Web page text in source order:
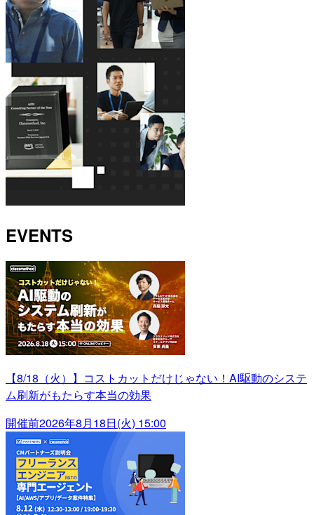
EVENTS
【8/18（火）】コストカットだけじゃない！AI駆動のシステ
ム刷新がもたらす本当の効果
開催前2026年8月18日(火) 15:00